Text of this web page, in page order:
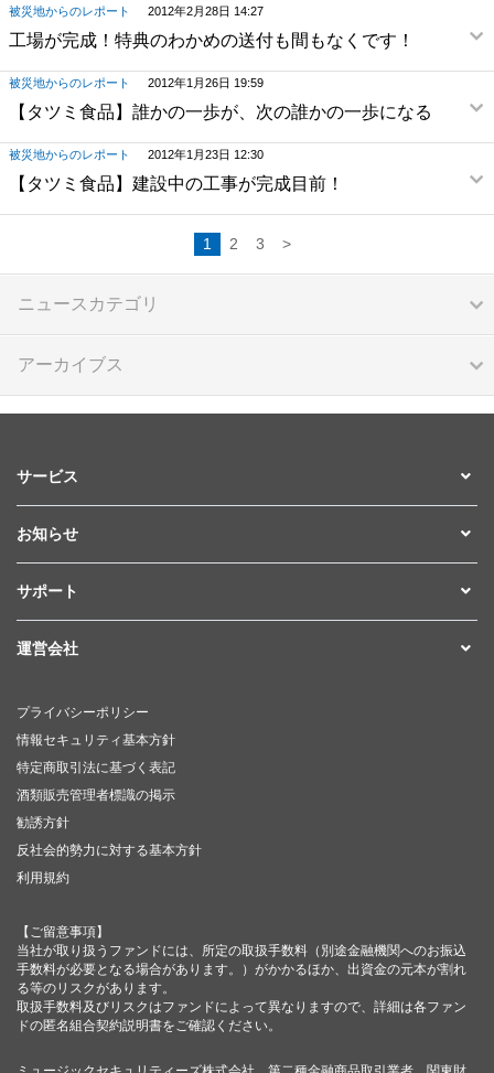
被災地からのレポート 2012年2月28日 14:27
工場が完成！特典のわかめの送付も間もなくです！
被災地からのレポート 2012年1月26日 19:59
【タツミ食品】誰かの一歩が、次の誰かの一歩になる
被災地からのレポート 2012年1月23日 12:30
【タツミ食品】建設中の工事が完成目前！
1 2 3 >
ニュースカテゴリ
アーカイブス
サービス
お知らせ
サポート
運営会社
プライバシーポリシー
情報セキュリティ基本方針
特定商取引法に基づく表記
酒類販売管理者標識の掲示
勧誘方針
反社会的勢力に対する基本方針
利用規約
【ご留意事項】
当社が取り扱うファンドには、所定の取扱手数料（別途金融機関へのお振込
手数料が必要となる場合があります。）がかかるほか、出資金の元本が割れ
る等のリスクがあります。
取扱手数料及びリスクはファンドによって異なりますので、詳細は各ファン
ドの匿名組合契約説明書をご確認ください。